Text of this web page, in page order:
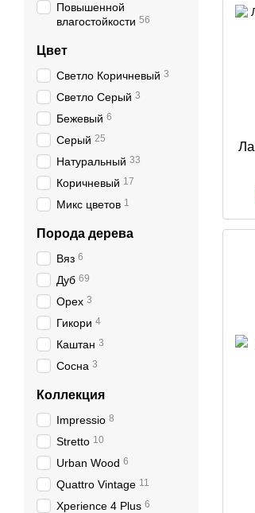
Повышенной
влагостойкости 56
Цвет
Светло Коричневый 3
Светло Серый 3
Бежевый 6
Серый 25
Натуральный 33
Коричневый 17
Микс цветов 1
Порода дерева
Вяз 6
Дуб 69
Орех 3
Гикори 4
Каштан 3
Сосна 3
Коллекция
Impressio 8
Stretto 10
Urban Wood 6
Quattro Vintage 11
Xperience 4 Plus 6